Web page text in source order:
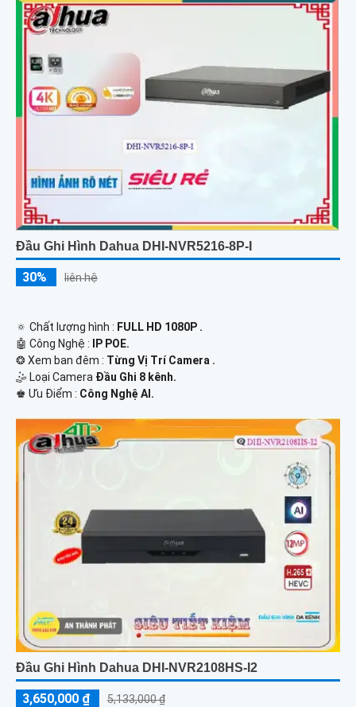
Đầu Ghi Hình Dahua DHI-NVR5216-8P-I
30% liên hệ
🔅 Chất lượng hình : FULL HD 1080P .
🤖️ Công Nghệ :
IP POE.
❂ Xem ban đêm : Từng Vị Trí Camera .
🤹 Loại Camera Đầu Ghi 8 kênh.
️♚ Ưu Điểm : Công Nghệ AI.
Đầu Ghi Hình Dahua DHI-NVR2108HS-I2
3,650,000 ₫ 5,133,000 ₫